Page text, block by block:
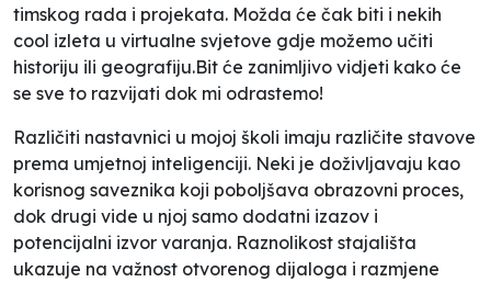
timskog rada i projekata. Možda će čak biti i nekih
cool izleta u virtualne svjetove gdje možemo učiti
historiju ili geografiju.Bit će zanimljivo vidjeti kako će
se sve to razvijati dok mi odrastemo!
Različiti nastavnici u mojoj školi imaju različite stavove
prema umjetnoj inteligenciji. Neki je doživljavaju kao
korisnog saveznika koji poboljšava obrazovni proces,
dok drugi vide u njoj samo dodatni izazov i
potencijalni izvor varanja. Raznolikost stajališta
ukazuje na važnost otvorenog dijaloga i razmjene